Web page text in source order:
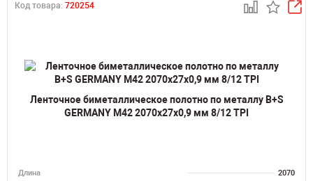
Код товара: 720254
Ленточное биметаллическое полотно по металлу B+S
GERMANY M42 2070х27х0,9 мм 8/12 TPI
Длина
2070